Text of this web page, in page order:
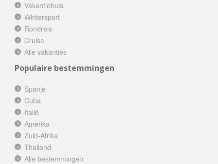
Vakantiehuis
Wintersport
Rondreis
Cruise
Alle vakanties
Populaire bestemmingen
Spanje
Cuba
Italië
Amerika
Zuid-Afrika
Thailand
Alle bestemmingen